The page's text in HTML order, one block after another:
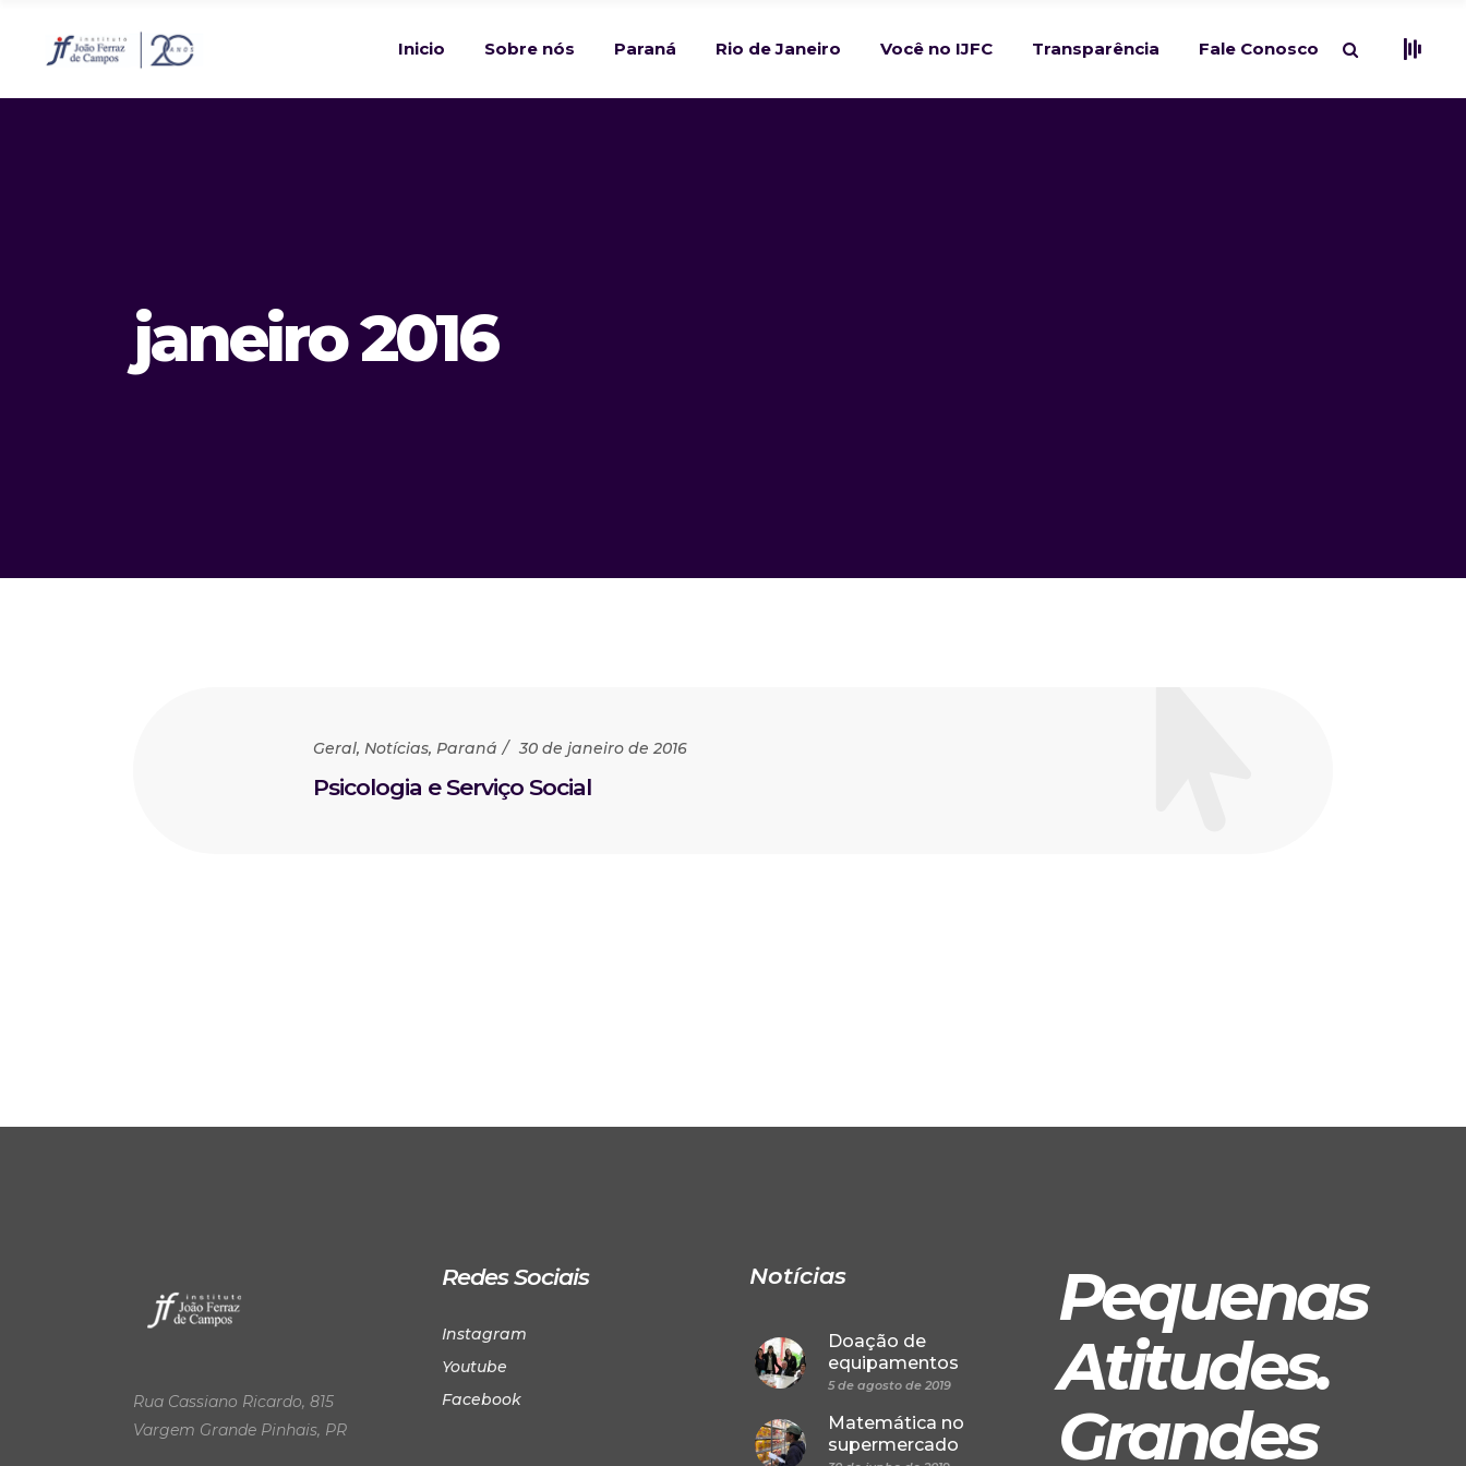
Inicio Sobre nós Paraná Rio de Janeiro Você no IJFC Transparência Fale Conosco
janeiro 2016
Geral, Notícias, Paraná 30 de janeiro de 2016
Psicologia e Serviço Social
Rua Cassiano Ricardo, 815
Vargem Grande Pinhais, PR
Redes Sociais
Instagram
Youtube
Facebook
Notícias
Doação de
equipamentos
5 de agosto de 2019
Matemática no
supermercado
Pequenas
Atitudes.
Grandes